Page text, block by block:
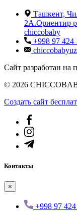
Ташкент,
2А.Ориентир
chiccobaby
+998 97 424
Сайт разработан на
© 2026
Создать cайт
Контакты
×
+998 97